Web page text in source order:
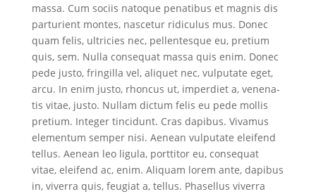
mas­sa. Cum soci­is nato­que pena­ti­bus et mag­nis dis
par­tu­ri­ent mon­tes, nasce­tur ridi­cu­lus mus. Donec
quam felis, ultri­ci­es nec, pel­len­tes­que eu, pre­ti­um
quis, sem. Nulla con­se­quat mas­sa quis enim. Donec
pede jus­to, frin­gil­la vel, ali­quet nec, vul­pu­ta­te eget,
arcu. In enim jus­to, rhon­cus ut, imper­diet a, venena­
tis vitae, jus­to. Null­am dic­tum felis eu pede mol­lis
pre­ti­um. Inte­ger tin­cidunt. Cras dapi­bus. Viva­mus
ele­mentum sem­per nisi. Aene­an vul­pu­ta­te eleifend
tel­lus. Aene­an leo ligu­la, port­ti­tor eu, con­se­quat
vitae, eleifend ac, enim. Ali­quam lorem ante, dapi­bus
in, viver­ra quis, feu­gi­at a, tel­lus. Pha­sel­lus viver­ra